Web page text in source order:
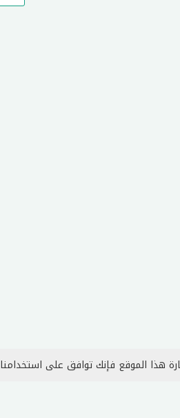
هذا الموقع فإنك توافق على